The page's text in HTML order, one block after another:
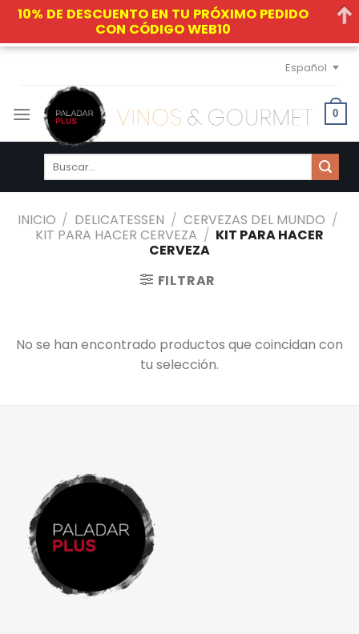
Skip
content
Español
0
Buscar
INICIO / DELICATESSEN / CERVEZAS DEL MUNDO /
KIT PARA HACER CERVEZA / KIT PARA HACER
CERVEZA
FILTRAR
No se han encontrado productos que coincidan con
tu selección.
10% DE DESCUENTO EN TU PRÓXIMO PEDIDO
CON CÓDIGO WEB10